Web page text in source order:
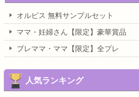
オルビス 無料サンプルセット
ママ・妊婦さん【限定】豪華賞品
プレママ・ママ【限定】全プレ
人気ランキング